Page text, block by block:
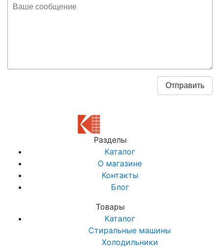
Разделы
Каталог
О магазине
Контакты
Блог
Товары
Каталог
Стиральные машины
Холодильники